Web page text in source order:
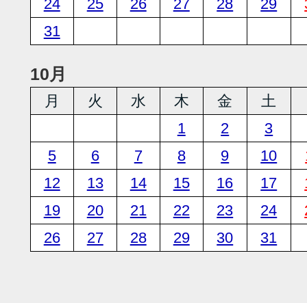
24
25 26 27 28 29
31
10月
月 火 水 木 金 土
1
2
3
5
6 7 8 9 10
12
13 14 15 16 17
19
20 21 22 23 24
26
27 28 29 30 31